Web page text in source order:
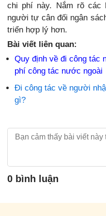
chi phí này. Nắm rõ các
người tự cân đối ngân
triển hợp lý hơn.
Bài viết liên quan:
Quy định về đi công tác
phí công tác nước ngoài
Đi công tác về người
gì?
0 bình luận